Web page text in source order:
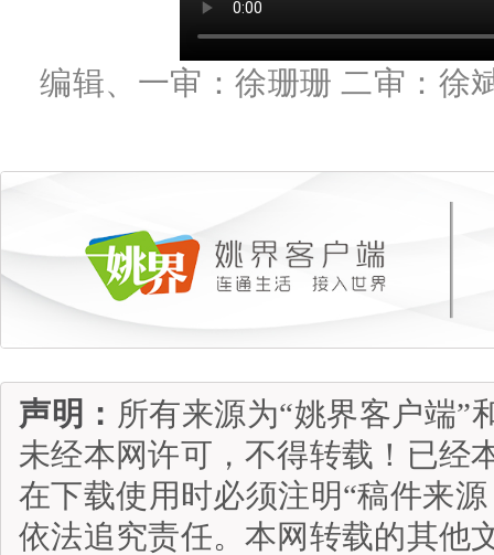
编辑、一审：徐珊珊 二审：徐
声明： 所有来源为“姚界客户端”
未经本网许可，不得转载！已经
在下载使用时必须注明“稿件来
依法追究责任。本网转载的其他